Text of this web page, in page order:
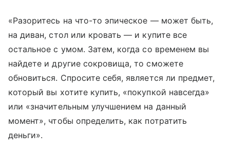
«Разоритесь на что-то эпическое — может быть,
на диван, стол или кровать — и купите все
остальное с умом. Затем, когда со временем вы
найдете и другие сокровища, то сможете
обновиться. Спросите себя, является ли предмет,
который вы хотите купить, «покупкой навсегда»
или «значительным улучшением на данный
момент», чтобы определить, как потратить
деньги».